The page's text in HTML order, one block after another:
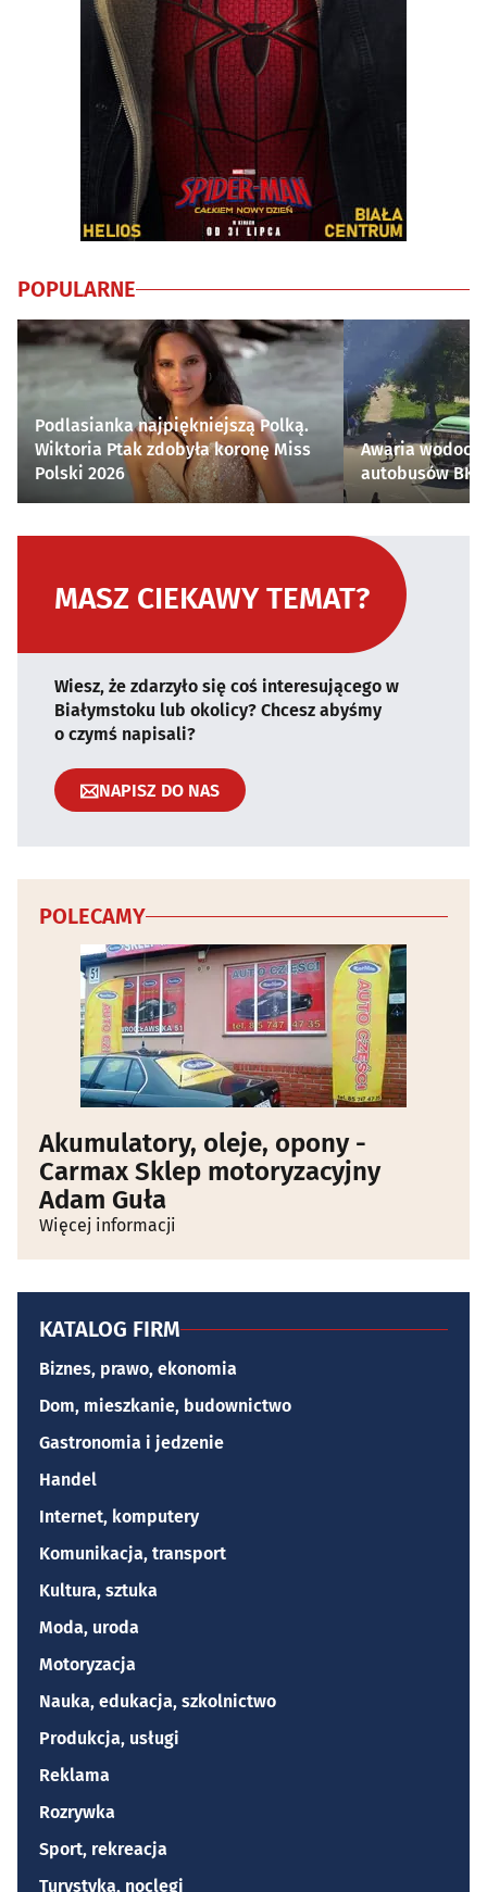
POPULARNE
Podlasianka najpiękniejszą Polką.
Wiktoria Ptak zdobyła koronę Miss
Polski 2026
Awaria
autobusów
MASZ CIEKAWY TEMAT?
Wiesz, że zdarzyło się coś interesującego w
Białymstoku lub okolicy? Chcesz abyśmy
o czymś napisali?
NAPISZ DO NAS
POLECAMY
Akumulatory, oleje, opony -
Carmax Sklep motoryzacyjny
Adam Guła
Więcej informacji
KATALOG FIRM
Biznes, prawo, ekonomia
Dom, mieszkanie, budownictwo
Gastronomia i jedzenie
Handel
Internet, komputery
Komunikacja, transport
Kultura, sztuka
Moda, uroda
Motoryzacja
Nauka, edukacja, szkolnictwo
Produkcja, usługi
Reklama
Rozrywka
Sport, rekreacja
Turystyka, noclegi